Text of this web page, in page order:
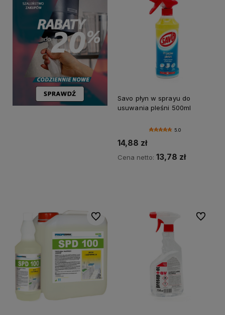
Savo płyn w sprayu do
usuwania pleśni 500ml
5.0
14,88 zł
Cena netto: 13,78 zł
Do ulubionych Do